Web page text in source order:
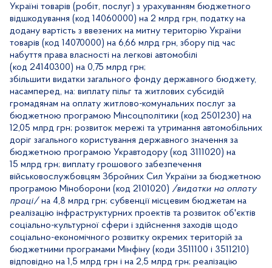
Україні товарів (робіт, послуг) з урахуванням бюджетного
відшкодування (код 14060000) на 2 млрд грн, податку на
додану вартість з ввезених на митну територію України
товарів (код 14070000) на 6,66 млрд грн, збору під час
набуття права власності на легкові автомобілі
(код 24140300) на 0,75 млрд грн;
збільшити видатки загального фонду державного бюджету,
насамперед, на: виплату пільг та житлових субсидій
громадянам на оплату житлово-комунальних послуг за
бюджетною програмою Мінсоцполітики (код 2501230) на
12,05 млрд грн; розвиток мережі та утримання автомобільних
доріг загального користування державного значення за
бюджетною програмою Укравтодору (код 3111020) на
15 млрд грн; виплату грошового забезпечення
військовослужбовцям Збройних Сил України за бюджетною
програмою Міноборони (код 2101020) /видатки на оплату
праці/ на 4,8 млрд грн; субвенції місцевим бюджетам на
реалізацію інфраструктурних проектів та розвиток об'єктів
соціально-культурної сфери і здійснення заходів щодо
соціально-економічного розвитку окремих територій за
бюджетними програмами Мінфіну (коди 3511100 і 3511210)
відповідно на 1,5 млрд грн і на 2,5 млрд грн; реалізацію